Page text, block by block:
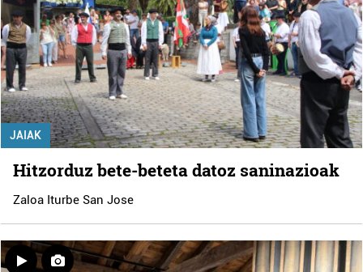
JAIAK
Hitzorduz bete-beteta datoz saninazioak
Zaloa Iturbe San Jose